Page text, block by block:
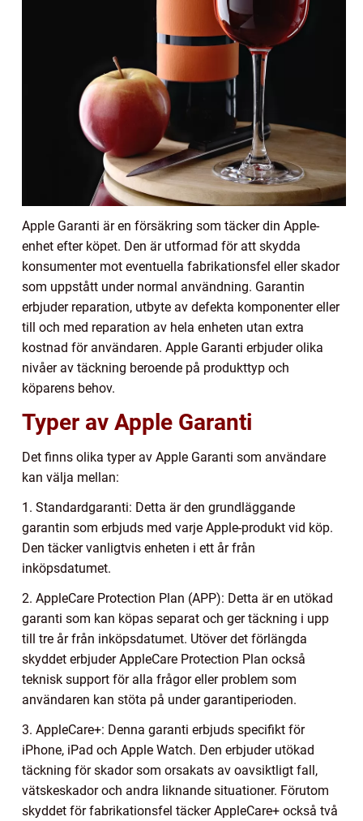
Apple Garanti är en försäkring som täcker din Apple-
enhet efter köpet. Den är utformad för att skydda
konsumenter mot eventuella fabrikationsfel eller skador
som uppstått under normal användning. Garantin
erbjuder reparation, utbyte av defekta komponenter eller
till och med reparation av hela enheten utan extra
kostnad för användaren. Apple Garanti erbjuder olika
nivåer av täckning beroende på produkttyp och
köparens behov.
Typer av Apple Garanti
Det finns olika typer av Apple Garanti som användare
kan välja mellan:
1. Standardgaranti: Detta är den grundläggande
garantin som erbjuds med varje Apple-produkt vid köp.
Den täcker vanligtvis enheten i ett år från
inköpsdatumet.
2. AppleCare Protection Plan (APP): Detta är en utökad
garanti som kan köpas separat och ger täckning i upp
till tre år från inköpsdatumet. Utöver det förlängda
skyddet erbjuder AppleCare Protection Plan också
teknisk support för alla frågor eller problem som
användaren kan stöta på under garantiperioden.
3. AppleCare+: Denna garanti erbjuds specifikt för
iPhone, iPad och Apple Watch. Den erbjuder utökad
täckning för skador som orsakats av oavsiktligt fall,
vätskeskador och andra liknande situationer. Förutom
skyddet för fabrikationsfel täcker AppleCare+ också två